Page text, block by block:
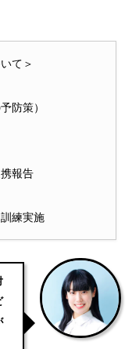
て＞
防策）
報告
練実施